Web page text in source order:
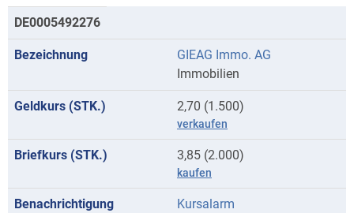
DE0005492276
GIEAG Immo. AG
Immobilien
2,70 (1.500)
verkaufen
3,85 (2.000)
kaufen
Kursalarm